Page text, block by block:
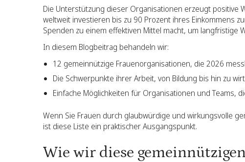
Die Unterstützung dieser Organisationen erzeugt positive
weltweit investieren bis zu 90 Prozent ihres Einkommens
Spenden zu einem effektiven Mittel macht, um langfristige
In diesem Blogbeitrag behandeln wir:
12 gemeinnützige Frauenorganisationen, die 2026
Die Schwerpunkte ihrer Arbeit, von Bildung bis hin zu
Einfache Möglichkeiten für Organisationen und
Wenn Sie Frauen durch glaubwürdige und wirkungsvolle
ist diese Liste ein praktischer Ausgangspunkt.
Wie wir diese